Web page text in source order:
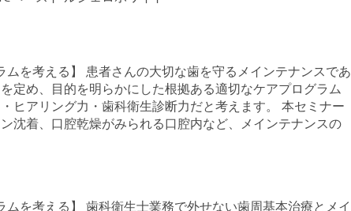
を考える】 患者さんの大切な歯を守るメインテナンスであ
定め、目的を明らかにした根拠ある適切なケアプログラム
ヒアリング力・歯科衛生診断力だと考えます。 本セミナー
沈着、口腔乾燥がみられる口腔内など、メインテナンスの
を考える】 歯科衛生士業務で外せない歯周基本治療とメイ